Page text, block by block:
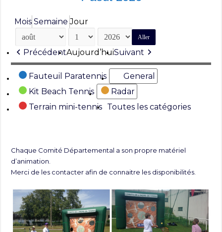
Mois Semaine Jour
Mois
Jour
Année
PrécédentAujourd’huiSuivant
Catégories
Fauteuil Paratennis
General
Kit Beach Tennis
Radar
Terrain mini-tennis Toutes les catégories
Chaque Comité Départemental a son propre matériel
d’animation.
Merci de les contacter afin de connaitre les disponibilités.